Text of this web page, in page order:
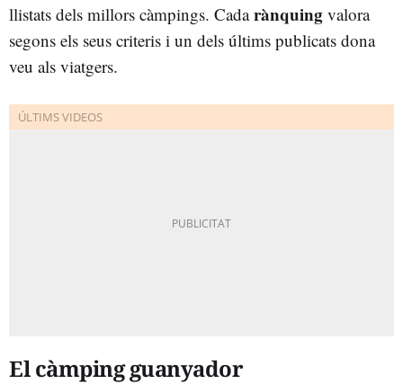
llistats dels millors càmpings. Cadarànquing valora
segons els seus criteris i un dels últims publicats dona
veu als viatgers.
El càmping guanyador